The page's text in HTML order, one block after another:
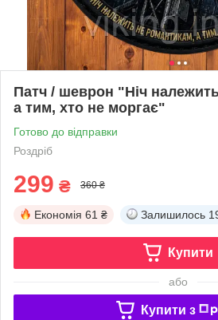
Патч / шеврон "Ніч
а тим, хто не моргає"
Готово до відправки
Роздріб
299 ₴ 360 ₴
Економія 61 ₴ Залишилось
Купити
або
Купити з